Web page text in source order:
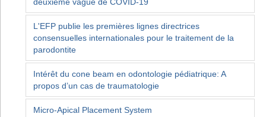
L'EFP publie les premières lignes directrices
consensuelles internationales pour le traitement de la
parodontite
Intérêt du cone beam en odontologie pédiatrique: A
propos d’un cas de traumatologie
Micro-Apical Placement System